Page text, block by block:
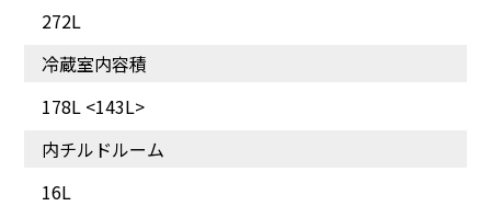
272L
冷蔵室内容積
178L <143L>
内チルドルーム
16L